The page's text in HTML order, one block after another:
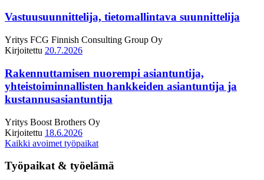
Vastuusuunnittelija, tietomallintava suunnittelija
Yritys FCG Finnish Consulting Group Oy
Kirjoitettu 20.7.2026
Rakennuttamisen nuorempi asiantuntija,
yhteistoiminnallisten hankkeiden asiantuntija ja
kustannusasiantuntija
Yritys Boost Brothers Oy
Kirjoitettu 18.6.2026
Kaikki avoimet työpaikat
Työpaikat & työelämä